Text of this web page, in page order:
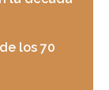
los 70